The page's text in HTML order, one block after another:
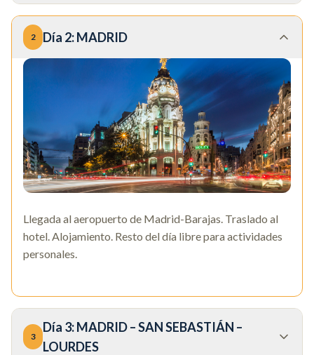
2 Día 2:MADRID
Llegada al aeropuerto de Madrid-Barajas. Traslado al
hotel. Alojamiento. Resto del día libre para actividades
personales.
3
Día 3:MADRID – SAN SEBASTIÁN –
LOURDES